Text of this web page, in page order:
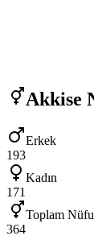
Akkise
Erkek
193
Kadın
171
Toplam
364